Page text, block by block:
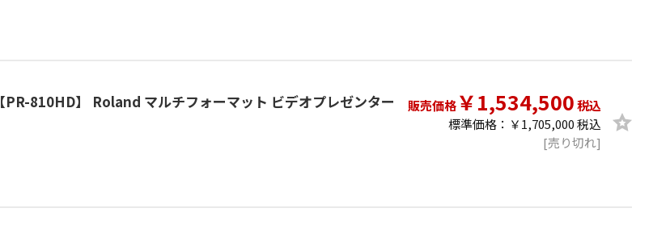
【PR-810HD】 Roland マルチフォーマット ビデオプレゼンター 販売価格￥1,534,500税込
標準価格：￥1,705,000 税込
[売り切れ]